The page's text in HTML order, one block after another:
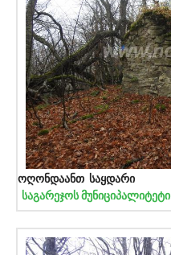
ოღონდაანთ საყდარი
საგარეჯოს მუნიციპალიტეტი